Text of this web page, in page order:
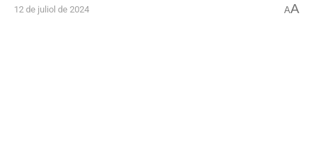
12 de juliol de 2024 AA